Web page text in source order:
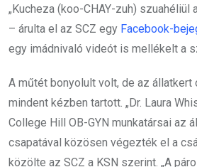
„Kucheza (koo-CHAY-zuh) szuahéliül
– árulta el az SCZ egy Facebook-
egy imádnivaló videót is mellékelt a
A műtét bonyolult volt, de az
mindent kézben tartott. „Dr. Laura
College Hill OB-GYN munkatársai az
csapatával közösen végezték el a
közölte az SCZ a KSN szerint. „A